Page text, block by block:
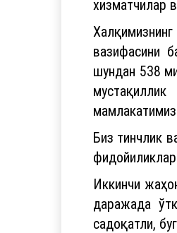
хизматчилар
вазифасини
шундан 538
Биз тинчлик
Иккинчи
даражада
садоқатли,